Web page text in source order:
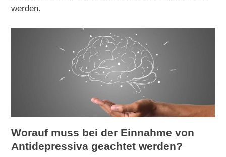
werden.
Worauf muss bei der Einnahme von
Antidepressiva geachtet werden?